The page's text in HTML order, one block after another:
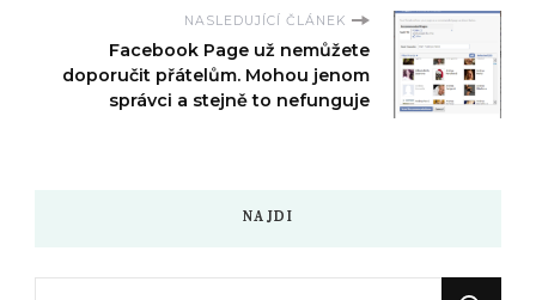
NASLEDUJÍCÍ ČLÁNEK
Facebook Page už nemůžete
doporučit přátelům. Mohou jenom
správci a stejně to nefunguje
NAJDI